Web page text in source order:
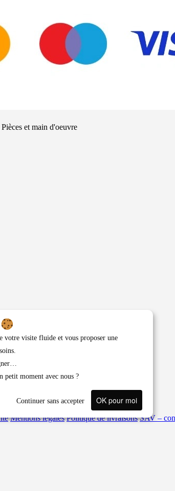
et main d'oeuvre
Mentions légales Politique de livraisons SAV –
votre visite fluide et vous proposer une
petit moment avec nous ?
Continuer sans accepter OK pour moi